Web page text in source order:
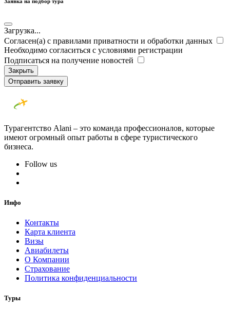
Загрузка...
Согласен(а) с правилами приватности и обработки данных
Необходимо согласиться с условиями регистрации
Подписаться на получение новостей
Закрыть
Отправить заявку
Турагентство Alani – это команда профессионалов, которые
имеют огромный опыт работы в сфере туристического
бизнеса.
Follow us
Инфо
Контакты
Карта клиента
Визы
Авиабилеты
О Компании
Страхование
Политика конфиденциальности
Туры